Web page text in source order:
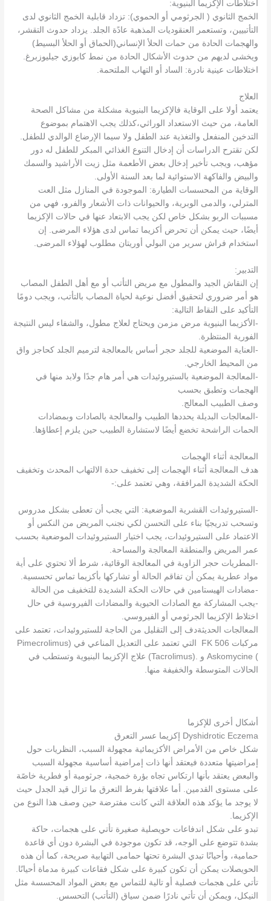
اختلاطات الإكزيما البنيوية:
الخمج الثانوي ( الجرثومي أو الحموي): تزداد قابلية الخمج الثانوي لدى
التأتبيين، وتستعمر العنقوديات المذهبة عادًة الجلد. يزداد حدوث التقشر،
والهجمات الحادة من حمات الحلأ الإنساني(الحماق أو الحلأ البسيط)
ويخشى لديهم من حدوث الأشكال الحادة من نمط كابوزي جيليوزبرغ.
اختلاطات عينية نادرة: الساد أو التهاب الملتحمة.
العلاج
يعتمد أولا على الوقاية فالإكزيما البنيوية مشكلة من مشاكل الصحة
العامة، من حيث الاستعداد الوراثي،كذلك يجب الاهتمام بموضوع
التدخين المنفعل والتغذية عند الطفل ولا سيما الإرضاع الوالدي للطفل.
لكن تقترح الدراسات أن إدخال التنوع الغذائي المبكر للطفل له دور
مؤهب، ويجب تأخير إدخال بعض الأطعمة مثل زيت الأراشيد والسمك
والبيض والفاكهة الاستوائية لما بعد السنة الأولى.
الوقاية من المحسسات الطيارة: الموجودة في المنازل مثل العت
المترلي، والدمى الوبرية، والحيوانات ذات الأشعار والفرو، فهي من
مسببات الربو بشكل خاص لكن يجب الابتعاد عنها في حالات الإكزيما
أيضًا، حيث يمكن أن تحرض أكزيما تماس لدى هؤلاء المرضى. إن
استخدام فراش سرير من البولي أوريتان مطلوب لهؤلاء المرضى.
التدبير:
إن النقاش الجيد والمطول مع مريض التأتب أو مع أهل الطفل المصاب
هو أمر ضروري لتحقيق أفضل نوعية لحياة المصاب بالتأتب، ويجب دومًا
التأكيد على النقاط التالية:
-الأكزيما البنيوية مرض مزمن ويحتاج لعلاج مطول، والشفاء ليس النتيجة
الفورية المنتظرة.
-العناية الموضعية للجلد حجر أساس بالمعالجة لترميم الجلد كحاجز واق
من المحيط الخارجي.
-المعالجة الموضعية بالستيروئيدات هي أمر هام جدًا ولابد منها في
الهجمات وتطبق بحسب
وصف الطبيب المعالج.
-المعالجات البديلة يحددها الطبيب والمعالجة بالصادات وبمضادات
الحمات الراشحة تخضع أيضًا لاستشارة الطبيب حين يلزم إعطاؤها.
المعالجة أثناء الهجمات
هدف المعالجة أثناء الهجمات إلى تخفيف حدة الالتهاب المحدث وتخفيف
الحكة الشديدة المرافقة، وهي تعتمد على:-
-الستيروئيدات القشرية الموضعية: التي يجب أن تعطى بشكل مدروس
وتسحب تدريجيًا بناء على التحسن لكي نجنب المريض من النكس أو
الاعتماد على الستيروئيدات، يجب اختيار الستيروئيدات الموضعية بحسب
عمر المريض والمنطقة المعالجة والمساحة.
-المطريات حجر الزاوية في المعالجة الوقائية، شرط ألا تحتوي على أية
مواد عطرية يمكن أن تفاقم الحالة أو تشاركها بأكزيما تماس تحسسية.
-مضادات الهيستامين في حالات الحكة الشديدة للتخفيف من الحالة
-يجب المشاركة مع الصادات الحيوية والمضادات الفيروسية في حال
اختلاط الإكزيما الجرثومي أو الفيروسي.
المعالجات الحديثةدف إلى التقليل من الحاجة للستيروئيدات، تعتمد على
مركبات 506 FK التي تعتمد على التعديل المناعي في (Pimecrolimus
) Askomycine و .(Tacrolimus) علاج الإكزيما البنيوية وتستطب في
الحالات المتوسطة والخفيفة منها.
أشكال أخرى للإكزما
Dyshidrotic Eczema إكزيما عسر التعرق
شكل خاص من الأمراض الأكزيمائية مجهولة السبب، النظريات حول
إمراضيتها متعددة فيعتقد أنها ذات إمراضية أساسية مجهولة السبب
والبعض يعتقد بأنها ارتكاس تجاه بؤرة خمجية، جرثومية أو فطرية خاصًة
على مستوى القدمين. أما علاقتها بفرط التعرق ما تزال قيد الجدل حيث
لا يوجد ما يؤكد هذه العلاقة التي كانت مفترضة حين وصف هذا النوع من
الإكزيما.
تبدو على شكل اندفاعات حويصلية صغيرة تأتي على هجمات، حاكة
بشدة تتوضع على الوجه، قد تكون موجودة في البشرة دون أي قاعدة
حمامية، وأحيانًا تبدي البشرة تحتها حمامى التهابية صريحة، كما أن هذه
الحويصلات يمكن أن تكون كبيرة على شكل فقاعات كبيرة مدماة أحيانًا.
تأتي على هجمات فصلية أو تالية للتماس مع بعض المواد المحسسة مثل
النيكل، ويمكن أن تأتي نادرًا ضمن سياق (التأتب) التحسس.